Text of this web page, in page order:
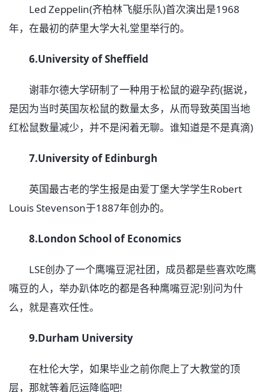
Led Zeppelin(齐柏林飞艇乐队)首次演出是1968
年，在最初的萨里大学大礼堂里举行的。
6.University of Sheffield
谢菲尔德大学研制了一种用于松鼠的避孕药(据说，
是因为当时英国灰松鼠的数量太多，从而导致英国当地
红松鼠数量减少，并不是闲着无聊。谁知道是不是真滴)
7.University of Edinburgh
英国最古老的学生报是由爱丁堡大学学生Robert
Louis Stevenson于1887年创办的。
8.London School of Economics
LSE创办了一个鹰嘴豆泥社团，成员都是些喜欢吃鹰
嘴豆的人，举办趴体吃的都是各种鹰嘴豆泥!别问为什
么，就是喜欢任性。
9.Durham University
在杜伦大学，如果毕业之前你爬上了大教堂的顶
层，那就等着厄运降临吧!